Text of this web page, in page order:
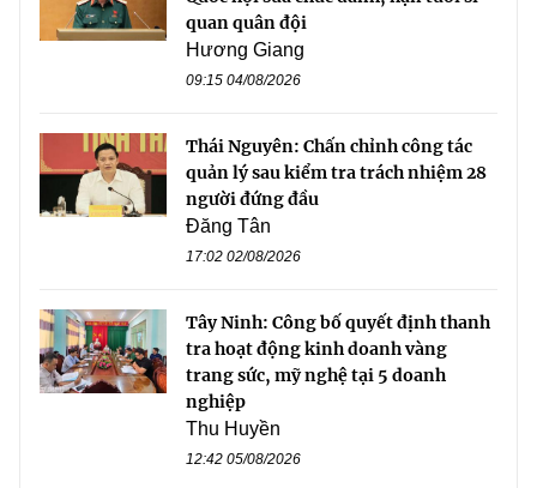
quan quân đội
Hương Giang
09:15 04/08/2026
Thái Nguyên: Chấn chỉnh công tác
quản lý sau kiểm tra trách nhiệm 28
người đứng đầu
Đăng Tân
17:02 02/08/2026
Tây Ninh: Công bố quyết định thanh
tra hoạt động kinh doanh vàng
trang sức, mỹ nghệ tại 5 doanh
nghiệp
Thu Huyền
12:42 05/08/2026